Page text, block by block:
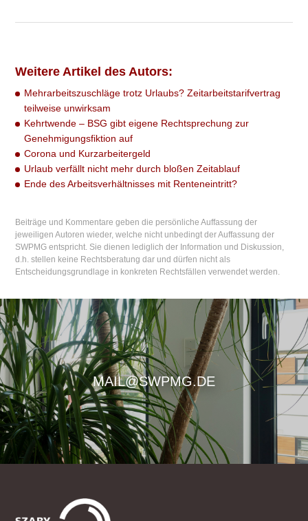
Weitere Artikel des Autors:
Mehrarbeitszuschläge trotz Urlaubs? Zeitarbeitstarifvertrag
teilweise unwirksam
Kehrtwende – BSG gibt eigene Rechtsprechung zur
Genehmigungsfiktion auf
Corona und Kurzarbeitergeld
Urlaub verfällt nicht mehr durch bloßen Zeitablauf
Ende des Arbeitsverhältnisses mit Renteneintritt?
Beiträge und Kommentare geben die persönliche Auffassung der
jeweiligen Autoren wieder, welche nicht unbedingt der Auffassung der
SWPMG entspricht. Sie dienen lediglich der Information und Diskussion,
d.h. stellen keine Rechtsberatung dar und dürfen nicht als
Entscheidungsgrundlage in konkreten Rechtsfällen verwendet werden.
MAIL@SWPMG.DE